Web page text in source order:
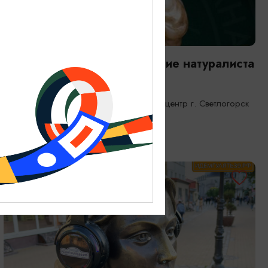
Янтарная каюта. Путешествие натуралиста
25.12.2025 - 31.12.2026
Светлогорск, Морской выставочный центр г. Светлогорск
ОТ 1200₽